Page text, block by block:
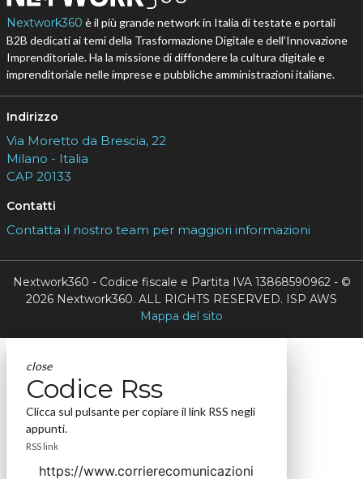
Nextwork360 è il più grande network in Italia di testate e portali
B2B dedicati ai temi della Trasformazione Digitale e dell’Innovazione
Imprenditoriale. Ha la missione di diffondere la cultura digitale e
imprenditoriale nelle imprese e pubbliche amministrazioni italiane.
Indirizzo
Via Moretto da Brescia, 22
Milano - Italia
CAP 20133
Contatti
Contatta il nostro team per maggiori informazioni
Nextwork360 - Codice fiscale e Partita IVA 13868590962 - ©
2026 Nextwork360. ALL RIGHTS RESERVED. ISP AWS
Mappa del sito
close
Codice Rss
Clicca sul pulsante per copiare il link RSS negli
appunti.
RSS link